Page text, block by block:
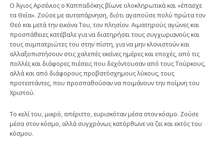
Ο Άγιος Αρσένιος ο Καππαδόκης βίωνε ολοκληρωτικά και «έπασχε
τα Θεία». Ζούσε με αυταπάρνηση, διότι αγαπούσε πολύ πρώτα τον
Θεό και μετά την εικόνα Του, τον πλησίον. Αιματηρούς αγώνες και
προσπάθειες κατέβαλε για να διατηρήσει τους συγχωριανούς και
τους συμπατριώτες του στην πίστη, για να μην κλονιστούν και
αλλαξοπιστήσουν στις χαλεπές εκείνες ημέρες και εποχές, από τις
πολλές και διάφορες πιέσεις που δεχόντουσαν από τους Τούρκους,
αλλά και από διάφορους προβατόσχημους λύκους, τους
προτεστάντες, που προσπαθούσαν να ποιμάνουν την ποίμνη του
Χριστού.
Το κελί του, μικρό, απέριττο, ευρισκόταν μέσα στον κόσμο. Ζούσε
μέσα στον κόσμο, αλλά συγχρόνως κατόρθωνε να ζει και εκτός του
κόσμου.